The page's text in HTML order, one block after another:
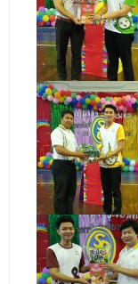
- ข่าวประชาสัมพันธ์ภ
- ทุน/สมัครงาน/ศึก
วารสารคณะ
ผลงานคณะ
- ฐานข้อมูลงานวิจัย
- การจัดการความรู้
- โครงการบริหารจัด
สวนดุสิต จังหวัดปร
- โครงการส่งเสริมก